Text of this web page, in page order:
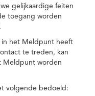
gelijkaardige feiten
toegang worden
in het Meldpunt heeft
te treden, kan
Meldpunt worden
volgende bedoeld: